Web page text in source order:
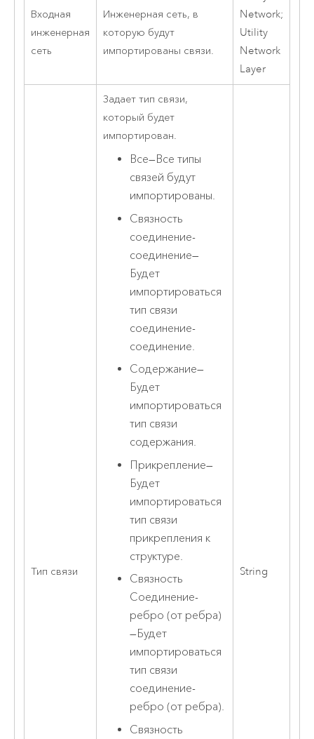
Входная
инженерная
сеть
Инженерная сеть, в
которую будут
импортированы связи.
Network;
Utility
Network
Layer
Тип связи
Задает тип связи,
который будет
импортирован.
Все—Все типы
связей будут
импортированы.
Связность
соединение-
соединение—
Будет
импортироваться
тип связи
соединение-
соединение.
Содержание—
Будет
импортироваться
тип связи
содержания.
Прикрепление—
Будет
импортироваться
тип связи
прикрепления к
структуре.
Связность
Соединение-
ребро (от ребра)
—Будет
импортироваться
тип связи
соединение-
ребро (от ребра).
Связность
String